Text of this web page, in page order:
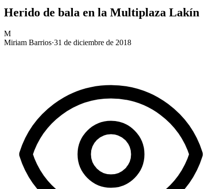
Herido de bala en la Multiplaza Lakín
M
Miriam Barrios·31 de diciembre de 2018